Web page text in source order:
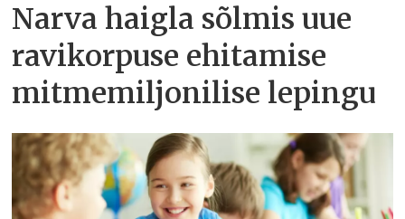
Narva haigla sõlmis uue
ravikorpuse ehitamise
mitmemiljonilise lepingu